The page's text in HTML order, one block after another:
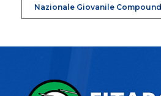
Nazionale Giovanile Compound